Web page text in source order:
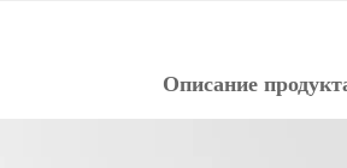
Описание